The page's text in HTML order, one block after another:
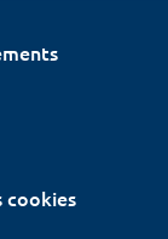
cookies